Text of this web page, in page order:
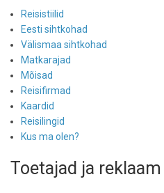
Reisistiilid
Eesti sihtkohad
Välismaa sihtkohad
Matkarajad
Mõisad
Reisifirmad
Kaardid
Reisilingid
Kus ma olen?
Toetajad ja reklaam